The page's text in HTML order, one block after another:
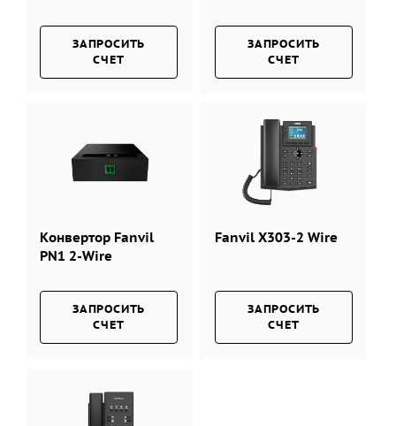
ЗАПРОСИТЬ
СЧЕТ
ЗАПРОСИТЬ
СЧЕТ
Конвертор Fanvil
PN1 2-Wire
ЗАПРОСИТЬ
СЧЕТ
Fanvil X303-2 Wire
ЗАПРОСИТЬ
СЧЕТ